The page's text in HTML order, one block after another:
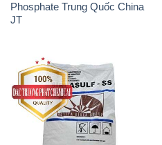
Phosphate Trung Quốc China
JT